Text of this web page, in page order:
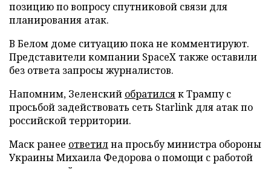
позицию по вопросу спутниковой связи для
планирования атак.
В Белом доме ситуацию пока не комментируют.
Представители компании SpaceX также оставили
без ответа запросы журналистов.
Напомним, Зеленский обратилсяк Трампу с
просьбой задействовать сеть Starlink для атак по
российской территории.
Маск ранее ответилна просьбу министра обороны
Украины Михаила Федорова о помощи с работой